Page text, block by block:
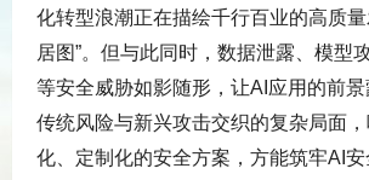
化转型浪潮正在描绘千行百业的高质量
居图”。但与此同时，数据泄露、模型
等安全威胁如影随形，让AI应用的前
传统风险与新兴攻击交织的复杂局面
化、定制化的安全方案，方能筑牢AI